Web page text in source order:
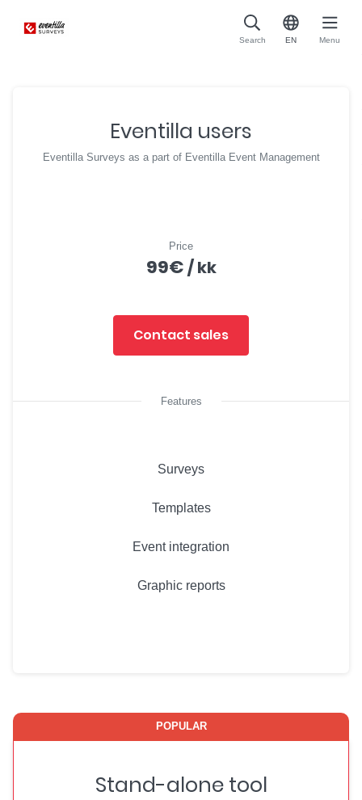
Search EN Menu
Eventilla users
Eventilla Surveys as a part of Eventilla Event Management
Price
99€/ kk
Contact sales
Features
Surveys
Templates
Event integration
Graphic reports
POPULAR
Stand-alone tool